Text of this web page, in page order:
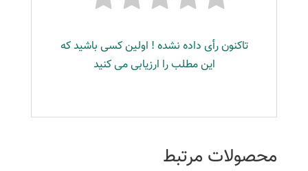
تاکنون رأی داده نشده ! اولین کسی باشید که
این مطلب را ارزیابی می کنید
محصولات مرتبط